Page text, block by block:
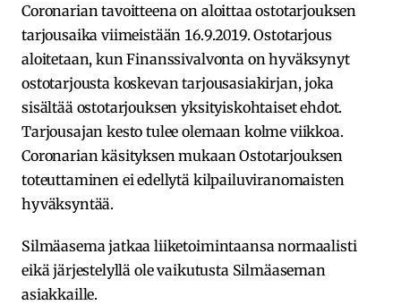
Coronarian tavoitteena on aloittaa ostotarjouksen
tarjousaika viimeistään 16.9.2019. Ostotarjous
aloitetaan, kun Finanssivalvonta on hyväksynyt
ostotarjousta koskevan tarjousasiakirjan, joka
sisältää ostotarjouksen yksityiskohtaiset ehdot.
Tarjousajan kesto tulee olemaan kolme viikkoa.
Coronarian käsityksen mukaan Ostotarjouksen
toteuttaminen ei edellytä kilpailuviranomaisten
hyväksyntää.
Silmäasema jatkaa liiketoimintaansa normaalisti
eikä järjestelyllä ole vaikutusta Silmäaseman
asiakkaille.